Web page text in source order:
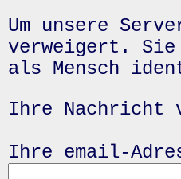
Um unsere
verweigert. Sie
als Mensch
Ihre Nachricht
Ihre email-